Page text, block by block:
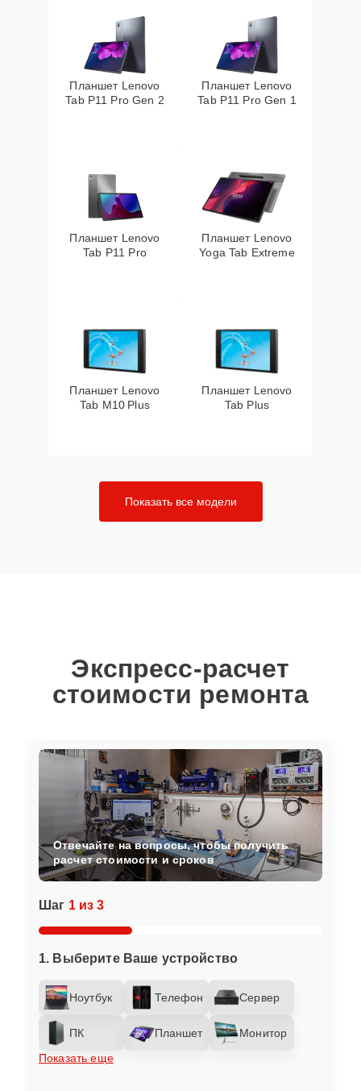
Планшет Lenovo
Tab P11 Pro Gen 2
Планшет Lenovo
Tab P11 Pro Gen 1
Планшет Lenovo
Tab P11 Pro
Планшет Lenovo
Yoga Tab Extreme
Планшет Lenovo
Tab M10 Plus
Планшет Lenovo
Tab Plus
Показать все модели
Экспресс-расчет
стоимости ремонта
Шаг 1 из 3
1. Выберите Ваше устройство
Ноутбук Телефон Сервер
ПК Планшет
Монитор
Показать еще
Отвечайте на вопросы, чтобы получить
расчет стоимости и сроков